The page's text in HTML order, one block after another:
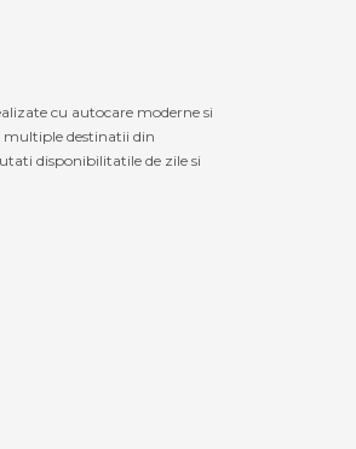
cu autocare moderne si
multiple destinatii din
disponibilitatile de zile si